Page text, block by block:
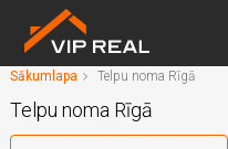
Sākumlapa Telpu noma Rīgā
Telpu noma Rīgā